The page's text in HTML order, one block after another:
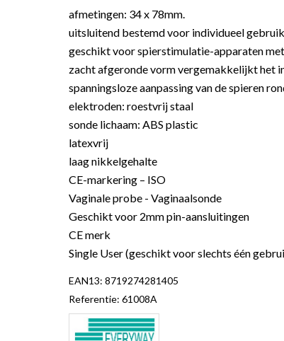
afmetingen: 34 x 78mm.
uitsluitend bestemd voor individueel gebruik
geschikt voor spierstimulatie-apparaten
zacht afgeronde vorm vergemakkelijkt het
spanningsloze aanpassing van de spieren
elektroden: roestvrij staal
sonde lichaam: ABS plastic
latexvrij
laag nikkelgehalte
CE-markering – ISO
Vaginale probe - Vaginaalsonde
Geschikt voor 2mm pin-aansluitingen
CE merk
Single User (geschikt voor slechts één
EAN13: 8719274281405
Referentie: 61008A